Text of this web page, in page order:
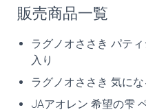
販売商品一覧
ラグノオささき パテ
入り
ラグノオささき 気に
JAアオレン 希望の雫